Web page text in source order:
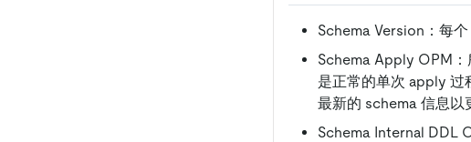
Schema Version：每
Schema Apply OPM
是正常的单次 apply
最新的 schema 信息以
Schema Internal DDL